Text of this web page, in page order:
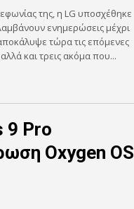
της, η LG υποσχέθηκε
ενημερώσεις μέχρι
τώρα τις επόμενες
και τρεις ακόμα που...
9 Pro
Oxygen OS